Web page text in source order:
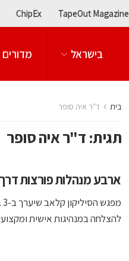
TapeOut Magazine
ChipEx
בישראל מדורים
בית ד"ר איה סופר
תגית: ד"ר איה סופר
ארבע מנהלות פורצות
להצלחה במנהיגות אישית